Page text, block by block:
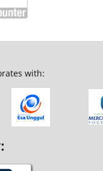
with: